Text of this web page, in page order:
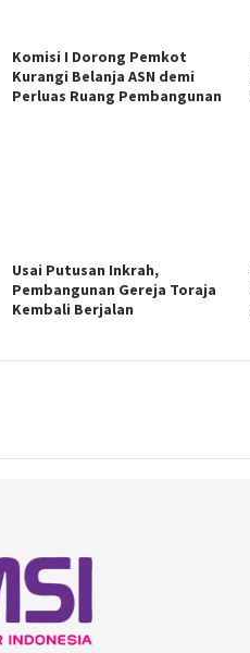
Komisi I Dorong Pemkot
Kurangi Belanja ASN demi
Perluas Ruang Pembangunan
Usai Putusan Inkrah,
Pembangunan Gereja Toraja
Kembali Berjalan